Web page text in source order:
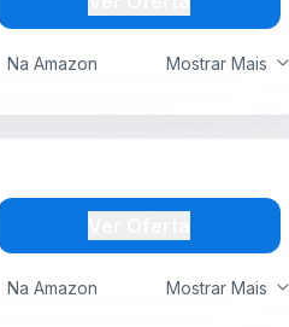
Mostrar Mais
Na Amazon
Mostrar Mais
Na Amazon